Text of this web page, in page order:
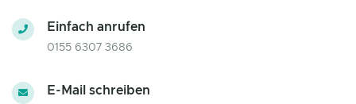
Einfach anrufen
0155 6307 3686
E-Mail schreiben